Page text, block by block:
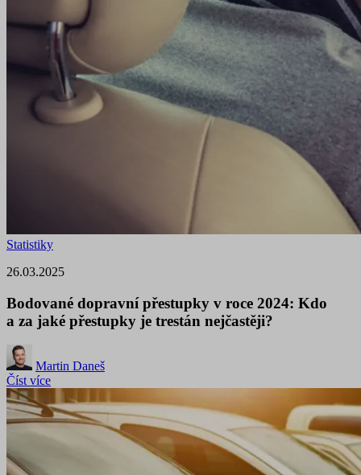
Statistiky
26.03.2025
Bodované dopravní přestupky v roce 2024: Kdo
a za jaké přestupky je trestán nejčastěji?
Martin Daneš
Číst více